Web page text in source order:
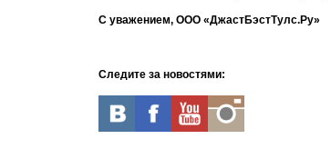
С уважением, ООО «ДжастБэстТулс.Ру»
Следите за новостями: